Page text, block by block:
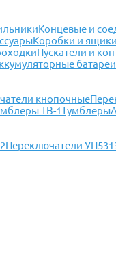
Концевые и
Коробки и
Пускатели и
батареи
кнопочные
ТВ-1Тумблеры
Переключатели